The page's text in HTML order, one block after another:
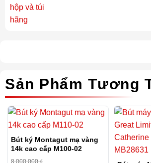
Sản Phẩm Tương
Bút ký Montagut mạ vàng
14k cao cấp M100-02
8.000.000₫